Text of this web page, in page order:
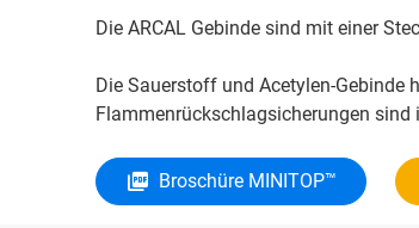
Die ARCAL Gebinde sind mit einer
Die Sauerstoff und Acetylen-Gebinde
Flammenrückschlagsicherungen sind
Broschüre MINITOP™